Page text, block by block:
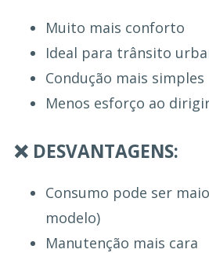
Muito mais conforto
Ideal para trânsito
Condução mais simples
Menos esforço ao
❌ DESVANTAGENS:
Consumo pode ser
modelo)
Manutenção mais cara